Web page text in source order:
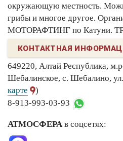
окружающую местность.
грибы и многое другое.
МОТОРАФТИНГ по Катуни.
КОНТАКТНАЯ
649220, Алтай Республика,
Шебалинское, с. Шебалино,
карте
)
8-913-993-03-93
АТМОСФЕРА в соцсетях: